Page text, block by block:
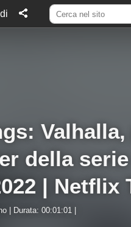
della
| Netflix
| Durata: 00:01:01 |